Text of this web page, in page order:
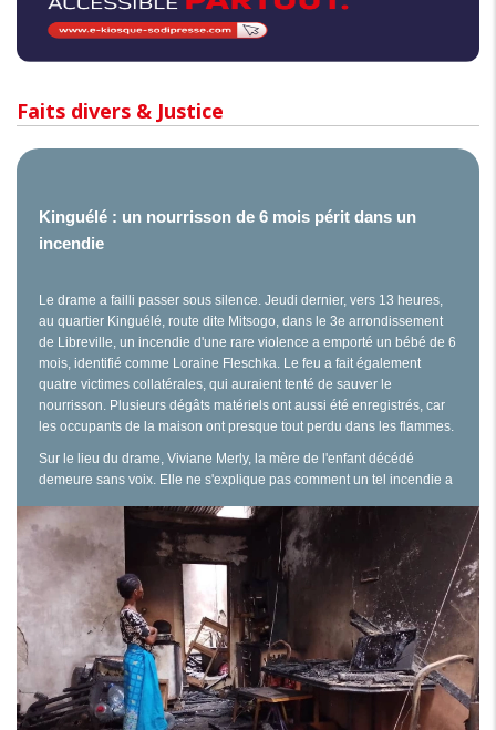
Faits divers & Justice
Kinguélé : un nourrisson de 6 mois périt dans un
incendie
Le drame a failli passer sous silence. Jeudi dernier, vers 13 heures,
au quartier Kinguélé, route dite Mitsogo, dans le 3e arrondissement
de Libreville, un incendie d'une rare violence a emporté un bébé de 6
mois, identifié comme Loraine Fleschka. Le feu a fait également
quatre victimes collatérales, qui auraient tenté de sauver le
nourrisson. Plusieurs dégâts matériels ont aussi été enregistrés, car
les occupants de la maison ont presque tout perdu dans les flammes.
Sur le lieu du drame, Viviane Merly, la mère de l'enfant décédé
demeure sans voix. Elle ne s'explique pas comment un tel incendie a
…